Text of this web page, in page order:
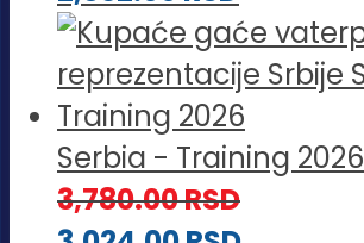
Serbia - Training 2026
3,780.00RSD